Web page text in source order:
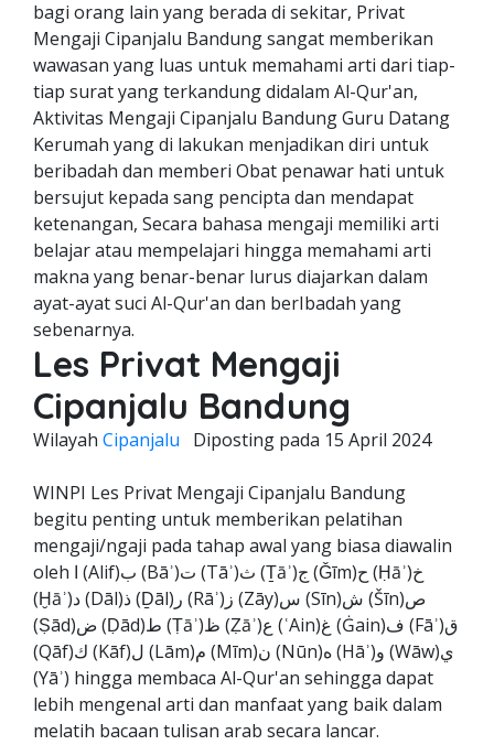
bagi orang lain yang berada di sekitar, Privat
Mengaji Cipanjalu Bandung sangat memberikan
wawasan yang luas untuk memahami arti dari tiap-
tiap surat yang terkandung didalam Al-Qur'an,
Aktivitas Mengaji Cipanjalu Bandung Guru Datang
Kerumah yang di lakukan menjadikan diri untuk
beribadah dan memberi Obat penawar hati untuk
bersujut kepada sang pencipta dan mendapat
ketenangan, Secara bahasa mengaji memiliki arti
belajar atau mempelajari hingga memahami arti
makna yang benar-benar lurus diajarkan dalam
ayat-ayat suci Al-Qur'an dan berIbadah yang
sebenarnya.
Les Privat Mengaji
Cipanjalu Bandung
Wilayah Cipanjalu Diposting pada 15 April 2024
WINPI Les Privat Mengaji Cipanjalu Bandung
begitu penting untuk memberikan pelatihan
mengaji/ngaji pada tahap awal yang biasa diawalin
oleh ا (Alif)ب (Bāʾ)ت (Tāʾ)ث (Ṯāʾ)ج (Ǧīm)ح (Ḥāʾ)خ
(Ḫāʾ)د (Dāl)ذ (Ḏāl)ر (Rāʾ)ز (Zāy)س (Sīn)ش (Šīn)ص
(Ṣād)ض (Ḍād)ط (Ṭāʾ)ظ (Ẓāʾ)ع (ʿAin)غ (Ġain)ف (Fāʾ)ق
(Qāf)ك (Kāf)ل (Lām)م (Mīm)ن (Nūn)ه (Hāʾ)و (Wāw)ي
(Yāʾ) hingga membaca Al-Qur'an sehingga dapat
lebih mengenal arti dan manfaat yang baik dalam
melatih bacaan tulisan arab secara lancar.